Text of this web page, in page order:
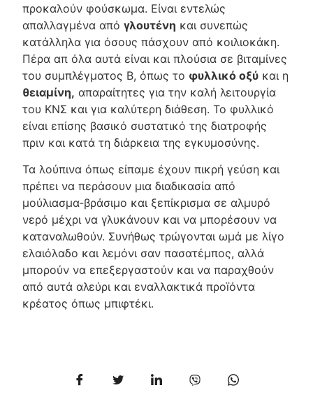
προκαλούν φούσκωμα. Είναι εντελώς
απαλλαγμένα από γλουτένη και συνεπώς
κατάλληλα για όσους πάσχουν από κοιλιοκάκη.
Πέρα απ όλα αυτά είναι και πλούσια σε βιταμίνες
του συμπλέγματος Β, όπως το φυλλικό οξύ και η
θειαμίνη, απαραίτητες για την καλή λειτουργία
του ΚΝΣ και για καλύτερη διάθεση. Το φυλλικό
είναι επίσης βασικό συστατικό της διατροφής
πριν και κατά τη διάρκεια της εγκυμοσύνης.
Τα λούπινα όπως είπαμε έχουν πικρή γεύση και
πρέπει να περάσουν μια διαδικασία από
μούλιασμα-βράσιμο και ξεπίκρισμα σε αλμυρό
νερό μέχρι να γλυκάνουν και να μπορέσουν να
καταναλωθούν. Συνήθως τρώγονται ωμά με λίγο
ελαιόλαδο και λεμόνι σαν πασατέμπος, αλλά
μπορούν να επεξεργαστούν και να παραχθούν
από αυτά αλεύρι και εναλλακτικά προïόντα
κρέατος όπως μπιφτέκι.